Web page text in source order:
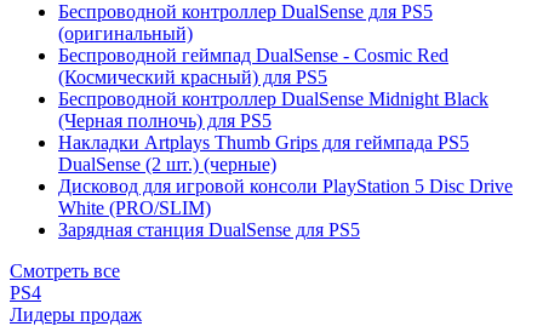
Беспроводной контроллер DualSense для PS5
(оригинальный)
Беспроводной геймпад DualSense - Cosmic Red
(Космический красный) для PS5
Беспроводной контроллер DualSense Midnight Black
(Черная полночь) для PS5
Накладки Artplays Thumb Grips для геймпада PS5
DualSense (2 шт.) (черные)
Дисковод для игровой консоли PlayStation 5 Disc Drive
White (PRO/SLIM)
Зарядная станция DualSense для PS5
Смотреть все
PS4
Лидеры продаж